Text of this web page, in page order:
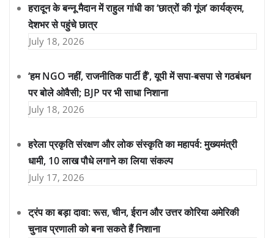
हरादून के बन्नू मैदान में राहुल गांधी का ‘छात्रों की गूंज’ कार्यक्रम,
देशभर से पहुंचे छात्र
July 18, 2026
‘हम NGO नहीं, राजनीतिक पार्टी हैं’, यूपी में सपा-बसपा से गठबंधन
पर बोले ओवैसी; BJP पर भी साधा निशाना
July 18, 2026
हरेला प्रकृति संरक्षण और लोक संस्कृति का महापर्व: मुख्यमंत्री
धामी, 10 लाख पौधे लगाने का लिया संकल्प
July 17, 2026
ट्रंप का बड़ा दावा: रूस, चीन, ईरान और उत्तर कोरिया अमेरिकी
चुनाव प्रणाली को बना सकते हैं निशाना